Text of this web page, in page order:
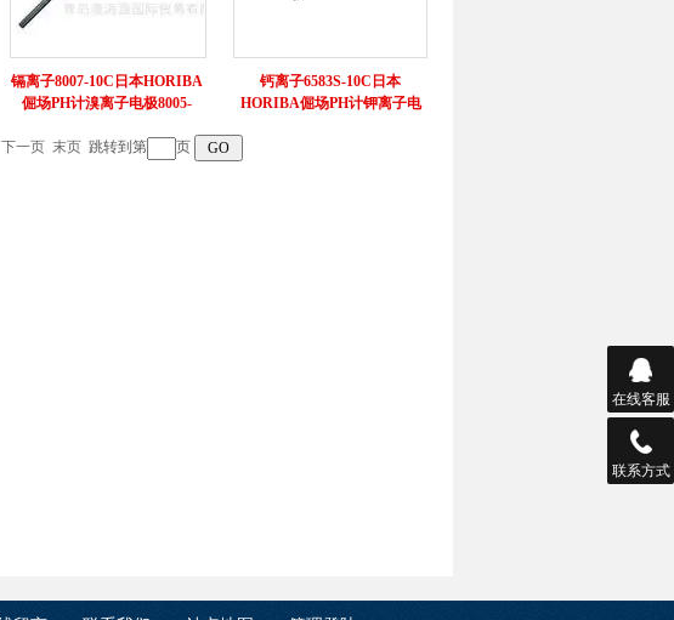
镉离子8007-10C日本HORIBA
倔场PH计溴离子电极8005-
钙离子6583S-10C日本
HORIBA倔场PH计钾离子电
下一页 末页跳转到第 页
在线客服
联系方式